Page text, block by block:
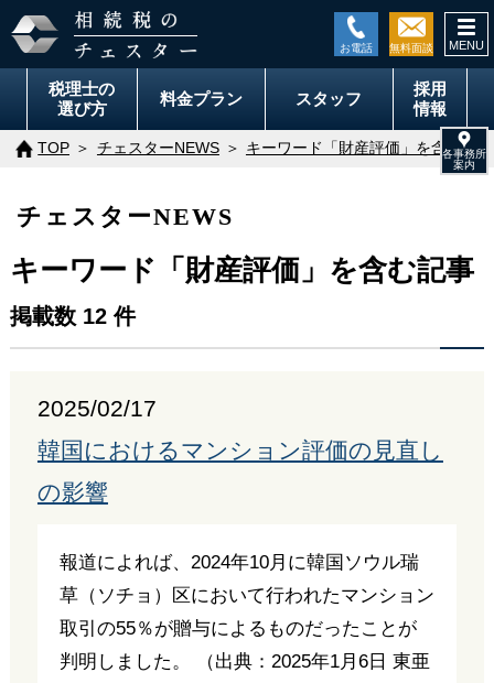
税理士の
選び方
料金プラン スタッフ
採用
情報
TOP チェスターNEWS キーワード「財産評価」を含む記事
チェスターNEWS
キーワード「財産評価」を含む記事
掲載数 12 件
2025/02/17
韓国におけるマンション評価の見直し
の影響
報道によれば、2024年10月に韓国ソウル瑞
草（ソチョ）区において行われたマンション
取引の55％が贈与によるものだったことが
判明しました。 （出典：2025年1月6日 東亜